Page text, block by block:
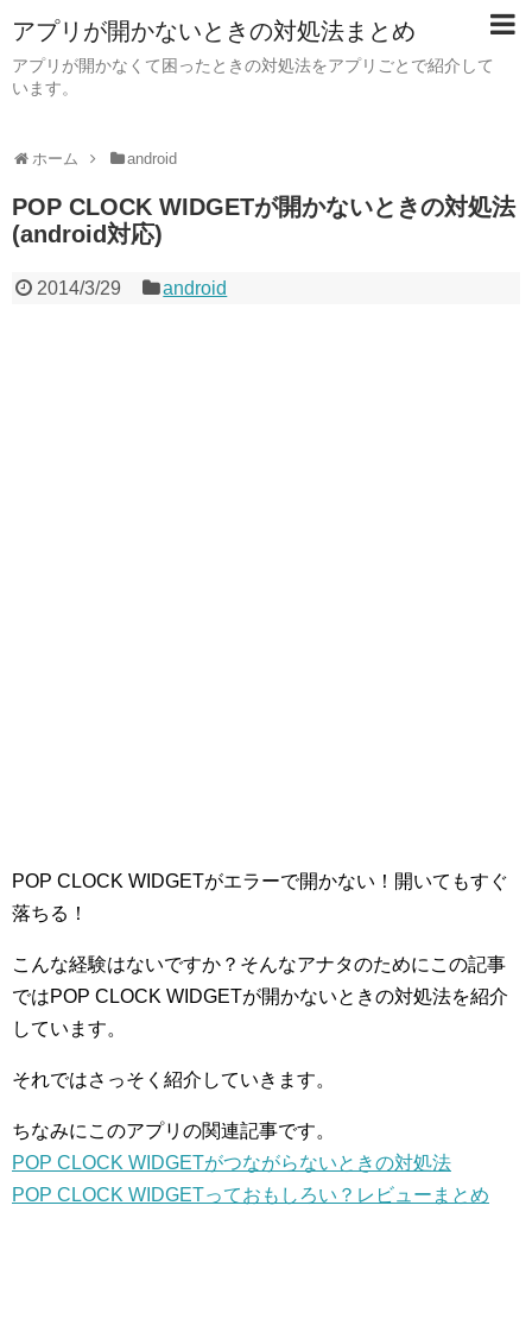
アプリが開かないときの対処法まとめ
アプリが開かなくて困ったときの対処法をアプリごとで紹介して
います。
ホーム android
POP CLOCK WIDGETが開かないときの対処法
(android対応)
2014/3/29 android
POP CLOCK WIDGETがエラーで開かない！開いてもすぐ
落ちる！
こんな経験はないですか？そんなアナタのためにこの記事
ではPOP CLOCK WIDGETが開かないときの対処法を紹介
しています。
それではさっそく紹介していきます。
ちなみにこのアプリの関連記事です。
POP CLOCK WIDGETがつながらないときの対処法
POP CLOCK WIDGETっておもしろい？レビューまとめ